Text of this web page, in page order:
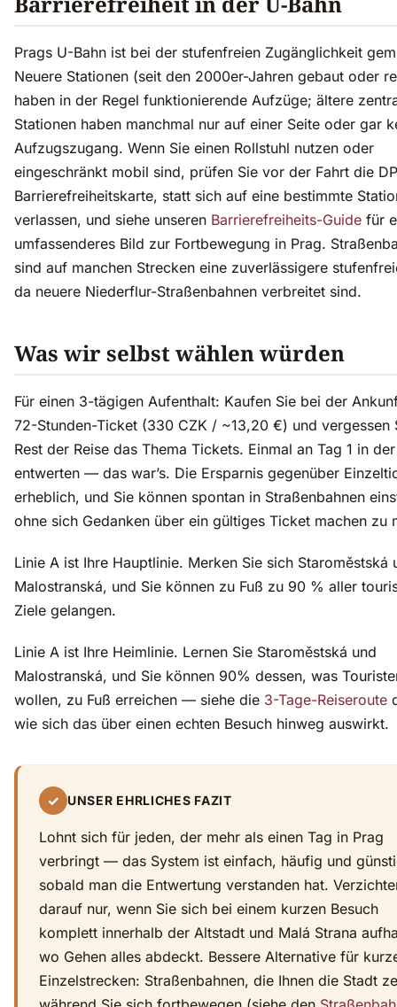
Prags U-Bahn ist bei der stufenfreien Zugänglichkeit
Neuere Stationen (seit den 2000er-Jahren gebaut oder
haben in der Regel funktionierende Aufzüge; ältere
Stationen haben manchmal nur auf einer Seite oder gar
Aufzugszugang. Wenn Sie einen Rollstuhl nutzen oder
eingeschränkt mobil sind, prüfen Sie vor der Fahrt die
Barrierefreiheitskarte, statt sich auf eine bestimmte
verlassen, und siehe unseren Barrierefreiheits-Guide für
umfassenderes Bild zur Fortbewegung in Prag.
sind auf manchen Strecken eine zuverlässigere
da neuere Niederflur-Straßenbahnen verbreitet sind.
Was wir selbst wählen würden
Für einen 3-tägigen Aufenthalt: Kaufen Sie bei der
72-Stunden-Ticket (330 CZK / ~13,20 €) und vergessen
Rest der Reise das Thema Tickets. Einmal an Tag 1 in
entwerten — das war’s. Die Ersparnis gegenüber
erheblich, und Sie können spontan in Straßenbahnen
ohne sich Gedanken über ein gültiges Ticket machen zu
Linie A ist Ihre Hauptlinie. Merken Sie sich Staroměstská
Malostranská, und Sie können zu Fuß zu 90 % aller
Ziele gelangen.
Linie A ist Ihre Heimlinie. Lernen Sie Staroměstská und
Malostranská, und Sie können 90% dessen, was
wollen, zu Fuß erreichen — siehe die 3-Tage-Reiseroute
wie sich das über einen echten Besuch hinweg auswirkt.
✓ UNSER EHRLICHES FAZIT
Lohnt sich für jeden, der mehr als einen Tag in Prag
verbringt — das System ist einfach, häufig und
sobald man die Entwertung verstanden hat.
darauf nur, wenn Sie sich bei einem kurzen Besuch
komplett innerhalb der Altstadt und Malá Strana
wo Gehen alles abdeckt. Bessere Alternative für
Einzelstrecken: Straßenbahnen, die Ihnen die Stadt